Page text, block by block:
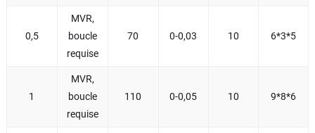
0,5
MVR,
boucle
requise
70 0-0,03 10 6*3*5
1
MVR,
boucle
requise
110 0-0,05 10 9*8*6